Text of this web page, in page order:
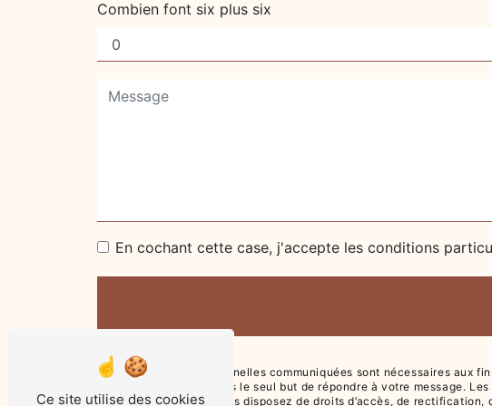
Combien font six plus six
En cochant cette case, j'accepte les conditions
** Les données personnelles communiquées sont nécessaires aux
ses sous-traitants dans le seul but de répondre à votre message.
73200 Albertville . Vous disposez de droits d’accès, de
Ce site utilise des cookies